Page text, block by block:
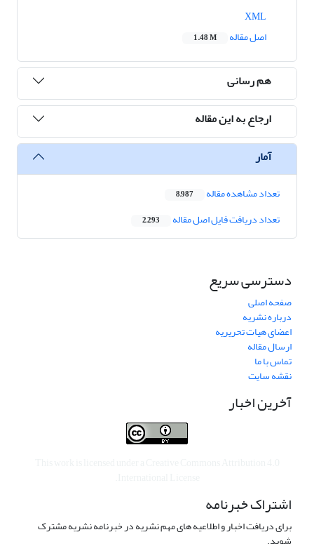
اصل مقاله
1.48 M
هم رسانی
ارجاع به این مقاله
آمار
تعداد مشاهده مقاله 8,987
تعداد دریافت فایل اصل مقاله 2,293
دسترسی سریع
صفحه اصلی
درباره نشریه
اعضای هیات تحریریه
ارسال مقاله
تماس با ما
نقشه سایت
آخرین اخبار
اشتراک خبرنامه
برای دریافت اخبار و اطلاعیه های مهم نشریه در خبرنامه نشریه مشترک